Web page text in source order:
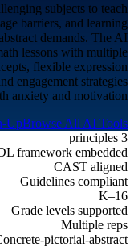
subjects to teach
barriers, and learning
demands. The AI
lessons with multiple
flexible expression
engagement strategies
anxiety and motivation.
UpBrowse All AI Tools
3 principles
framework embedded
CAST aligned
Guidelines compliant
K–16
Grade levels supported
Multiple reps
pictorial-abstract